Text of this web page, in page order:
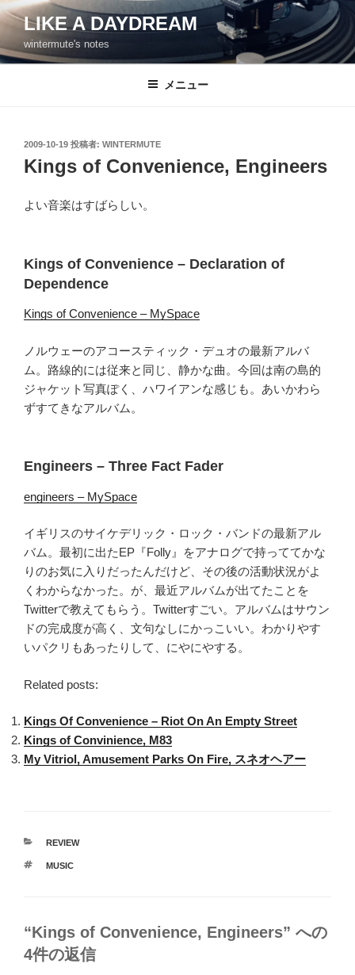
コ
テ
ン
LIKE A DAYDREAM
wintermute's notes
メニュー
投
稿
日:
2009-10-19 投稿者: WINTERMUTE
Kings of Convenience, Engineers
よい音楽はすばらしい。
Kings of Convenience – Declaration of
Dependence
Kings of Convenience – MySpace
ノルウェーのアコースティック・デュオの最新アルバ
ム。路線的には従来と同じ、静かな曲。今回は南の島的
ジャケット写真ぽく、ハワイアンな感じも。あいかわら
ずすてきなアルバム。
Engineers – Three Fact Fader
engineers – MySpace
イギリスのサイケデリック・ロック・バンドの最新アル
バム。最初に出たEP『Folly』をアナログで持っててかな
りのお気に入りだったんだけど、その後の活動状況がよ
くわからなかった。が、最近アルバムが出てたことを
Twitterで教えてもらう。Twitterすごい。アルバムはサウン
ドの完成度が高く、文句なしにかっこいい。わかりやす
いパクリもあったりして、にやにやする。
Related posts:
Kings Of Convenience – Riot On An Empty Street
Kings of Convinience, M83
My Vitriol, Amusement Parks On Fire, スネオヘアー
カ
ゴ
REVIEW
タ
MUSIC
“Kings of Convenience, Engineers” への
4件の返信